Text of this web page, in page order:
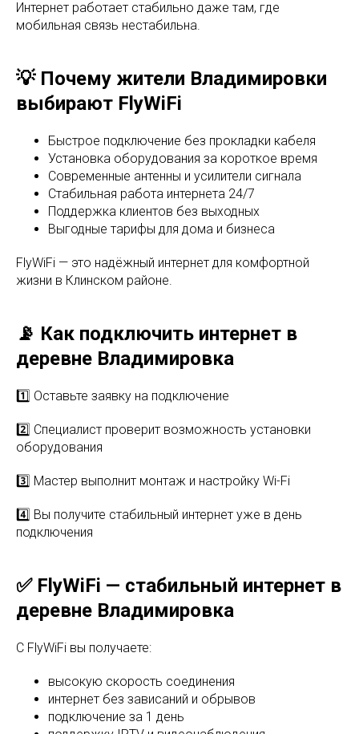
Интернет работает стабильно даже там, где
мобильная связь нестабильна.
💡 Почему жители Владимировки
выбирают FlyWiFi
Быстрое подключение без прокладки кабеля
Установка оборудования за короткое время
Современные антенны и усилители сигнала
Стабильная работа интернета 24/7
Поддержка клиентов без выходных
Выгодные тарифы для дома и бизнеса
FlyWiFi — это надёжный интернет для комфортной
жизни в Клинском районе.
📡 Как подключить интернет в
деревне Владимировка
1️⃣ Оставьте заявку на подключение
2️⃣ Специалист проверит возможность установки
оборудования
3️⃣ Мастер выполнит монтаж и настройку Wi-Fi
4️⃣ Вы получите стабильный интернет уже в день
подключения
✅ FlyWiFi — стабильный интернет в
деревне Владимировка
С FlyWiFi вы получаете:
высокую скорость соединения
интернет без зависаний и обрывов
подключение за 1 день